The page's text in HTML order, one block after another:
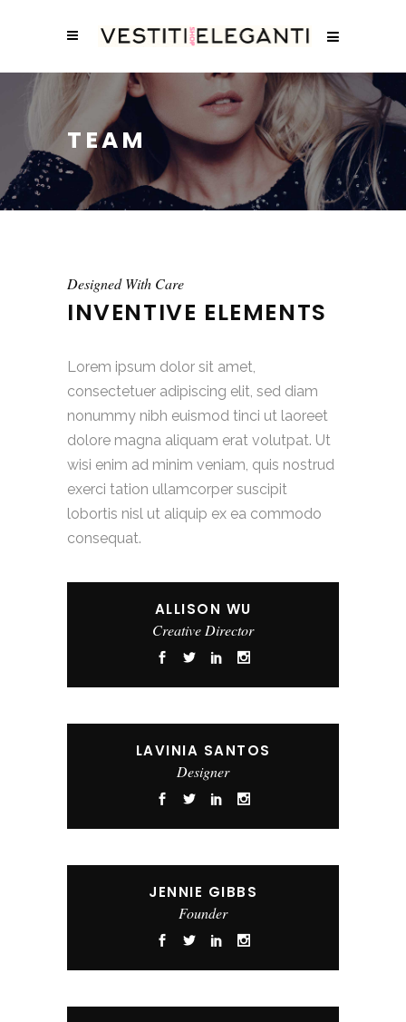
TEAM
Designed With Care
INVENTIVE ELEMENTS
Lorem ipsum dolor sit amet,
consectetuer adipiscing elit, sed diam
nonummy nibh euismod tinci ut laoreet
dolore magna aliquam erat volutpat. Ut
wisi enim ad minim veniam, quis nostrud
exerci tation ullamcorper suscipit
lobortis nisl ut aliquip ex ea commodo
consequat.
ALLISON WU
Creative Director
LAVINIA SANTOS
Designer
JENNIE GIBBS
Founder